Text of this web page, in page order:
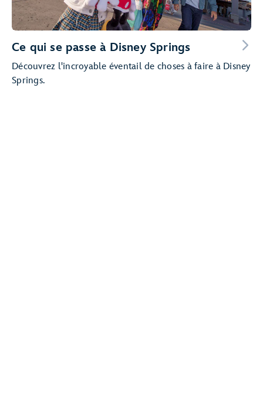
Ce qui se passe à Disney Springs
Découvrez l'incroyable éventail de choses à faire à Disney
Springs.